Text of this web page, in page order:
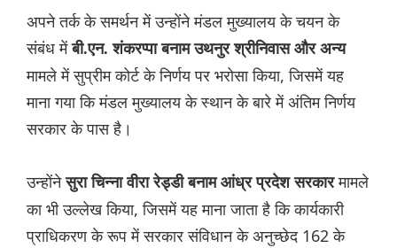
अपने तर्क के समर्थन में उन्होंने मंडल मुख्यालय के चयन के
संबंध मेंबी.एन. शंकरप्पा बनाम उथनुर श्रीनिवास और अन्य
मामले में सुप्रीम कोर्ट के निर्णय पर भरोसा किया, जिसमें यह
माना गया कि मंडल मुख्यालय के स्थान के बारे में अंतिम निर्णय
सरकार के पास है।
उन्होंनेसुरा चिन्ना वीरा रेड्डी बनाम आंध्र प्रदेश सरकारमामले
का भी उल्लेख किया, जिसमें यह माना जाता है कि कार्यकारी
प्राधिकरण के रूप में सरकार संविधान के अनुच्छेद 162 के